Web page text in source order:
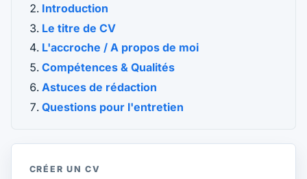
Introduction
Le titre de CV
L'accroche / A propos de moi
Compétences & Qualités
Astuces de rédaction
Questions pour l'entretien
CRÉER UN CV